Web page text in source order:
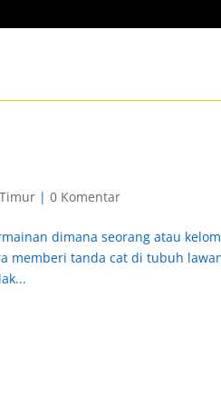
|0 Komentar
dimana seorang atau
memberi tanda cat di tubuh